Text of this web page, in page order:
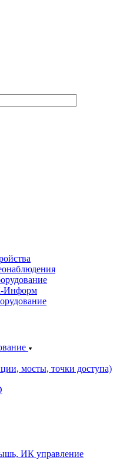
Информ
мосты, точки доступа)
ИК управление